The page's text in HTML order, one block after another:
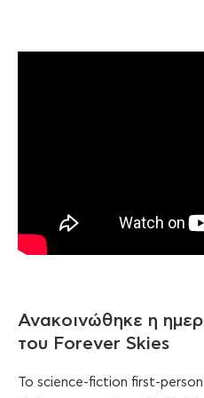
Ανακοινώθηκε η
του Forever Skies
Το science-fiction first-